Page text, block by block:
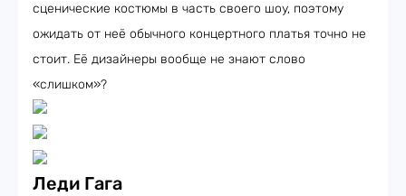
сценические костюмы в часть своего шоу, поэтому
ожидать от неё обычного концертного платья точно не
стоит. Её дизайнеры вообще не знают слово
«слишком»?
Леди Гага